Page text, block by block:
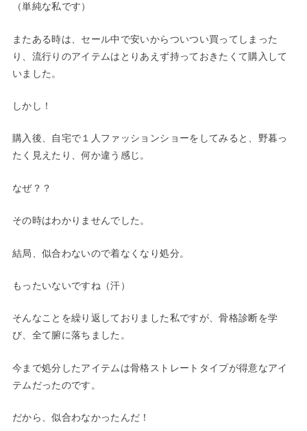
（単純な私です）
またある時は、セール中で安いからついつい買ってしまった
り、流行りのアイテムはとりあえず持っておきたくて購入して
いました。
しかし！
購入後、自宅で１人ファッションショーをしてみると、野暮っ
たく見えたり、何か違う感じ。
なぜ？？
その時はわかりませんでした。
結局、似合わないので着なくなり処分。
もったいないですね（汗）
そんなことを繰り返しておりました私ですが、骨格診断を学
び、全て腑に落ちました。
今まで処分したアイテムは骨格ストレートタイプが得意なアイ
テムだったのです。
だから、似合わなかったんだ！